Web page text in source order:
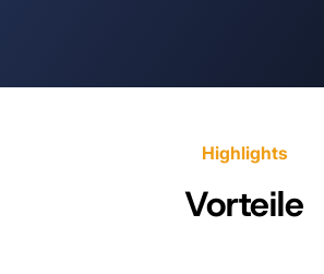
Highlights
Vorteile